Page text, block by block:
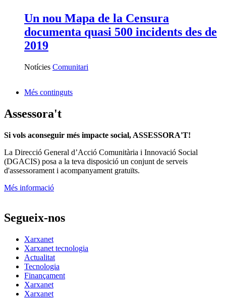
Un nou Mapa de la Censura
documenta quasi 500 incidents des de
2019
Notícies Comunitari
Més continguts
Assessora't
Si vols aconseguir més impacte social, ASSESSORA'T!
La Direcció General d’Acció Comunitària i Innovació Social
(DGACIS) posa a la teva disposició un conjunt de serveis
d'assessorament i acompanyament gratuïts.
Més informació
Segueix-nos
Xarxanet
Xarxanet tecnologia
Actualitat
Tecnologia
Finançament
Xarxanet
Xarxanet